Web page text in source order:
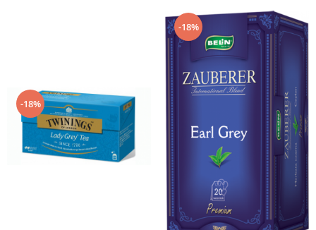
-18%
-18%